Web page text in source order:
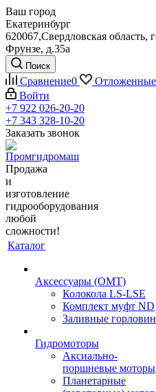
Ваш город
Екатеринбург
620067,Свердловская область,
Фрунзе, д.35а
Поиск
Сравнение0 Отложенные
Войти
+7 922 026-20-20
+7 343 328-10-20
Заказать звонок
Продажа
и
изготовление
гидрооборудования
любой
сложности!
Каталог
Аксессуары (OMT)
Колокола LS-LSE
Комплект муфт ND
Заливные
Гидромоторы
Аксиально-
поршневые моторы
Планетарные